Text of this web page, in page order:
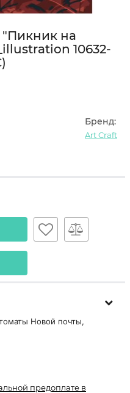
на
10632-
Бренд:
Art Craft
Новой почты,
предоплате в